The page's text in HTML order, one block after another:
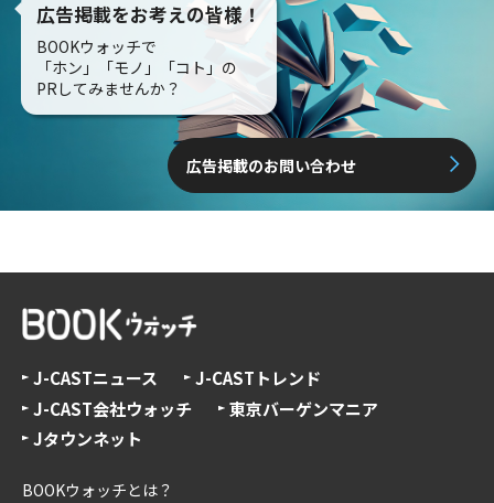
広告掲載をお考えの皆様！
BOOKウォッチで
「ホン」「モノ」「コト」の
PRしてみませんか？
広告掲載のお問い合わせ
J-CASTニュース
J-CASTトレンド
J-CAST会社ウォッチ
東京バーゲンマニア
Jタウンネット
BOOKウォッチとは？